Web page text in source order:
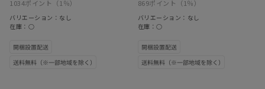
1034ポイント （1％）
バリエーション：なし
在庫：○
869ポイント （1％）
バリエーション：なし
在庫：○